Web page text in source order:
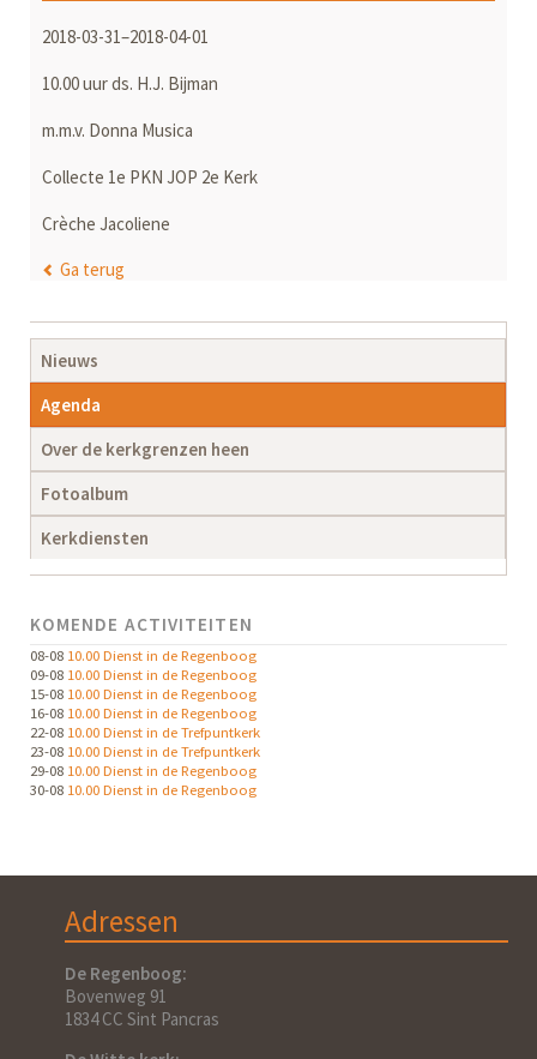
2018-03-31–2018-04-01
10.00 uur ds. H.J. Bijman
m.m.v. Donna Musica
Collecte 1e PKN JOP 2e Kerk
Crèche Jacoliene
Ga terug
Navigatie
overslaan
Nieuws
Agenda
Over de kerkgrenzen heen
Fotoalbum
Kerkdiensten
KOMENDE ACTIVITEITEN
08-08 10.00 Dienst in de Regenboog
09-08 10.00 Dienst in de Regenboog
15-08 10.00 Dienst in de Regenboog
16-08 10.00 Dienst in de Regenboog
22-08 10.00 Dienst in de Trefpuntkerk
23-08 10.00 Dienst in de Trefpuntkerk
29-08 10.00 Dienst in de Regenboog
30-08 10.00 Dienst in de Regenboog
Adressen
De Regenboog:
Bovenweg 91
1834 CC Sint Pancras